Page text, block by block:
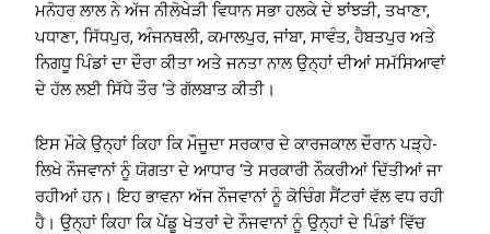
ਮਨੋਹਰ ਲਾਲ ਨੇ ਅੱਜ ਨੀਲੋਖੇੜੀ ਵਿਧਾਨ ਸਭਾ ਹਲਕੇ ਦੇ ਝਾਂਝੜੀ, ਤਖਾਣਾ,
ਪਧਾਣਾ, ਸਿੱਧਪੁਰ, ਅੰਜਨਥਲੀ, ਕਮਾਲਪੁਰ, ਜਾਂਬਾ, ਸਾਵੰਤ, ਹੈਬਤਪੁਰ ਅਤੇ
ਨਿਗਧੂ ਪਿੰਡਾਂ ਦਾ ਦੌਰਾ ਕੀਤਾ ਅਤੇ ਜਨਤਾ ਨਾਲ ਉਨ੍ਹਾਂ ਦੀਆਂ ਸਮੱਸਿਆਵਾਂ
ਦੇ ਹੱਲ ਲਈ ਸਿੱਧੇ ਤੌਰ ‘ਤੇ ਗੱਲਬਾਤ ਕੀਤੀ।
ਇਸ ਮੌਕੇ ਉਨ੍ਹਾਂ ਕਿਹਾ ਕਿ ਮੌਜੂਦਾ ਸਰਕਾਰ ਦੇ ਕਾਰਜਕਾਲ ਦੌਰਾਨ ਪੜ੍ਹੇ-
ਲਿਖੇ ਨੌਜਵਾਨਾਂ ਨੂੰ ਯੋਗਤਾ ਦੇ ਆਧਾਰ ‘ਤੇ ਸਰਕਾਰੀ ਨੌਕਰੀਆਂ ਦਿੱਤੀਆਂ ਜਾ
ਰਹੀਆਂ ਹਨ। ਇਹ ਭਾਵਨਾ ਅੱਜ ਨੌਜਵਾਨਾਂ ਨੂੰ ਕੋਚਿੰਗ ਸੈਂਟਰਾਂ ਵੱਲ ਵਧ ਰਹੀ
ਹੈ। ਉਨ੍ਹਾਂ ਕਿਹਾ ਕਿ ਪੇਂਡੂ ਖੇਤਰਾਂ ਦੇ ਨੌਜਵਾਨਾਂ ਨੂੰ ਉਨ੍ਹਾਂ ਦੇ ਪਿੰਡਾਂ ਵਿੱਚ